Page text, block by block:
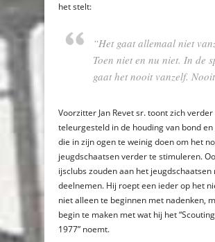
het stelt:
“Het gaat allemaal niet
Toen niet en nu niet. In de
gaat het nooit vanzelf.
Voorzitter Jan Revet sr. toont zich verder
teleurgesteld in de houding van bond en
die in zijn ogen te weinig doen om het
jeugdschaatsen verder te stimuleren.
ijsclubs zouden aan het jeugdschaatsen
deelnemen. Hij roept een ieder op het
niet alleen te beginnen met nadenken,
begin te maken met wat hij het
1977” noemt.